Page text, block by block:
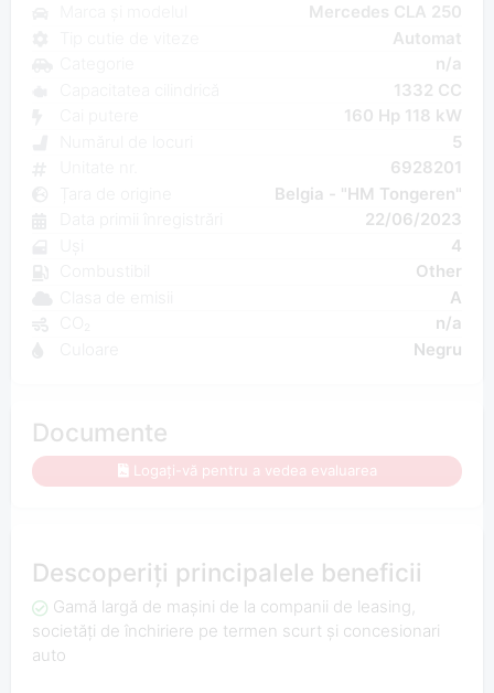
Mercedes CLA 250
Automat
n/a
1332 CC
160 Hp 118 kW
5
6928201
Belgia - "HM Tongeren"
22/06/2023
4
Other
A
n/a
Negru
Documente
Logați-vă pentru a vedea evaluarea
Descoperiți principalele beneficii
Gamă largă de mașini de la companii de leasing,
societăți de închiriere pe termen scurt și concesionari
auto